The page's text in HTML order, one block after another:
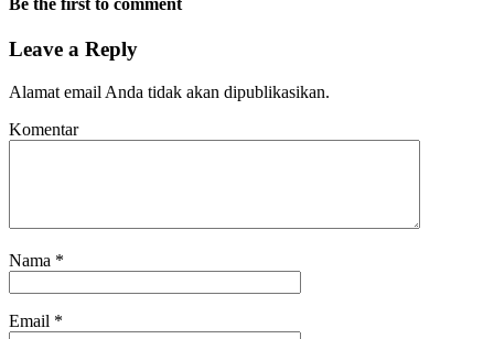
Be the first to comment
Leave a Reply
Alamat email Anda tidak akan dipublikasikan.
Komentar
Nama *
Email *